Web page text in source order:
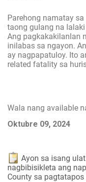
Parehong namatay
taong gulang na
Ang pagkakakilanlan
inilabas sa ngayon.
ay nagpapatuloy. Ito
related fatality sa
Wala nang available
Oktubre 09, 2024
Ayon sa isang
nagbibisikleta ang
County sa pagtatapos